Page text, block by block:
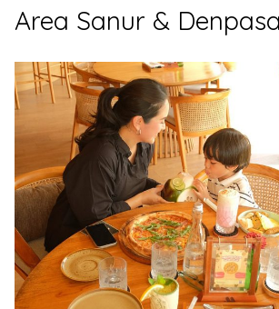
Area Sanur &